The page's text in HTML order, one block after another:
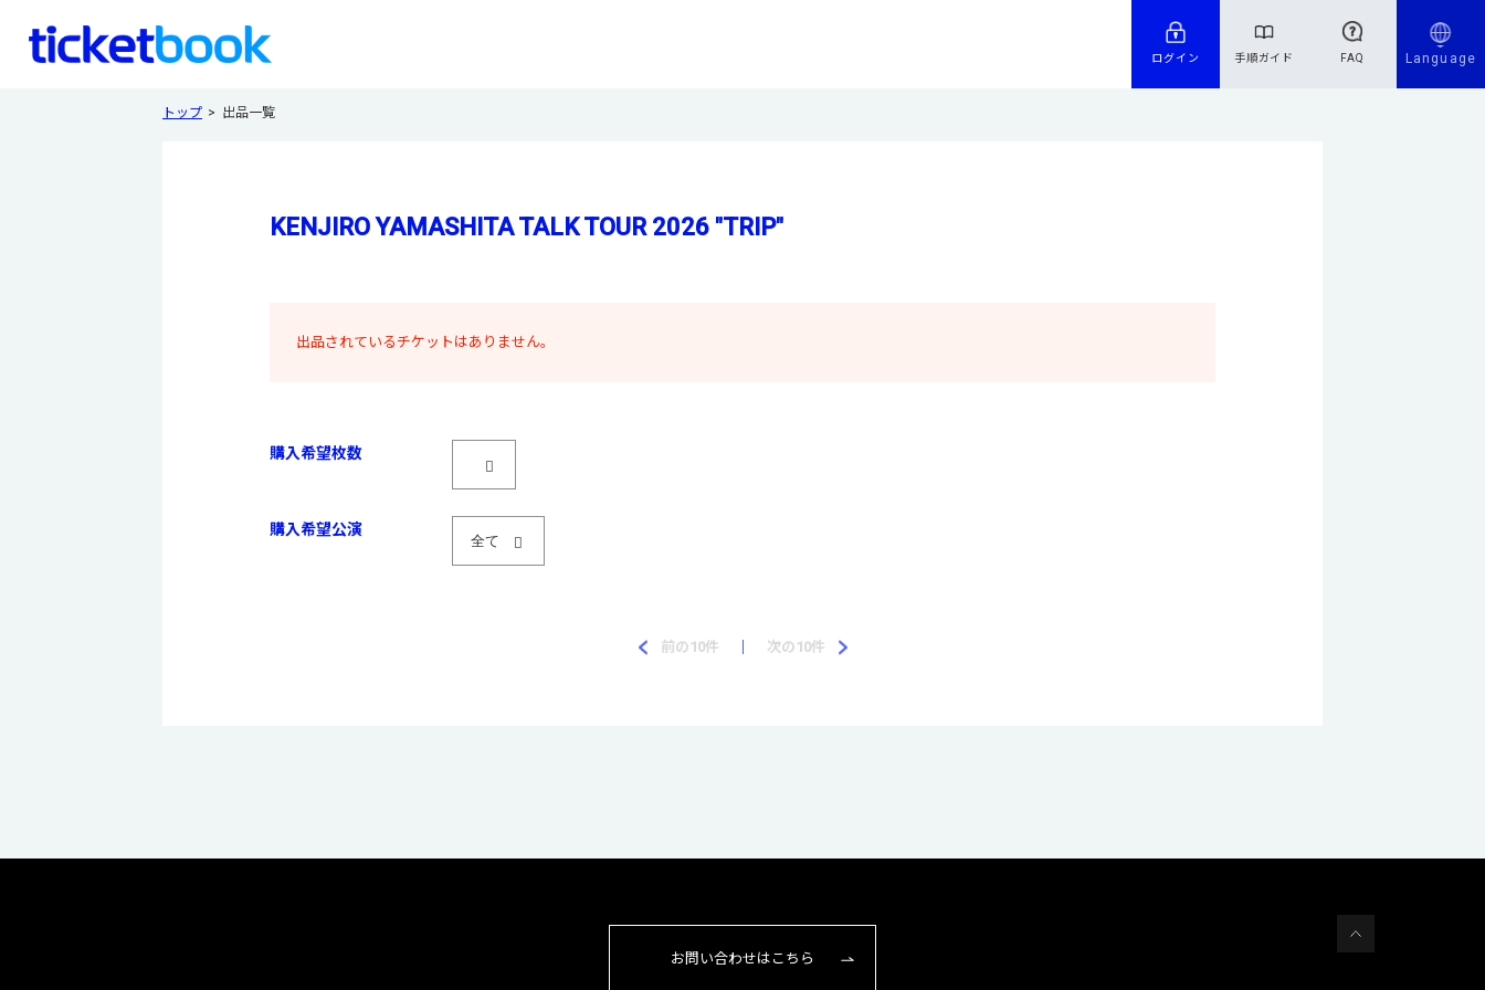
ログイン 手順ガイド FAQ Language
トップ 出品一覧
KENJIRO YAMASHITA TALK TOUR 2026 ″TRIP″
出品されているチケットはありません。
購入希望枚数
購入希望公演
前の10件 次の10件
お問い合わせはこちら